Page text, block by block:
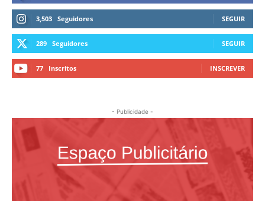
3,503 Seguidores SEGUIR
289 Seguidores SEGUIR
77 Inscritos INSCREVER
- Publicidade -